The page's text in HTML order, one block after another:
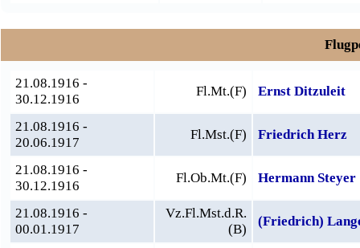
21.08.1916 -
30.12.1916
Fl.Mt.(F) Ernst Ditzuleit
21.08.1916 -
20.06.1917
Fl.Mst.(F) Friedrich Herz
21.08.1916 -
30.12.1916
Fl.Ob.Mt.(F) Hermann Steyer
21.08.1916 -
00.01.1917
Vz.Fl.Mst.d.R.
(B)
(Friedrich)